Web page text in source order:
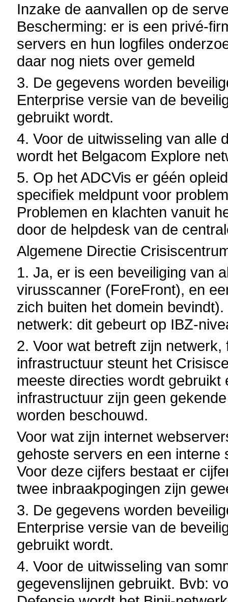
Inzake de aanvallen op de
Bescherming: er is een privé-
servers en hun logfiles
daar nog niets over gemeld
3. De gegevens worden
Enterprise versie van de
gebruikt wordt.
4. Voor de uitwisseling van alle
wordt het Belgacom Explore
5. Op het ADCVis er géén
specifiek meldpunt voor
Problemen en klachten vanuit
door de helpdesk van de
Algemene Directie
1. Ja, er is een beveiliging van
virusscanner (ForeFront), en
zich buiten het domein
netwerk: dit gebeurt op IBZ-
2. Voor wat betreft zijn
infrastructuur steunt het
meeste directies wordt
infrastructuur zijn geen
worden beschouwd.
Voor wat zijn internet
gehoste servers en een
Voor deze cijfers bestaat er
twee inbraakpogingen zijn
3. De gegevens worden
Enterprise versie van de
gebruikt wordt.
4. Voor de uitwisseling van
gegevenslijnen gebruikt. Bvb: